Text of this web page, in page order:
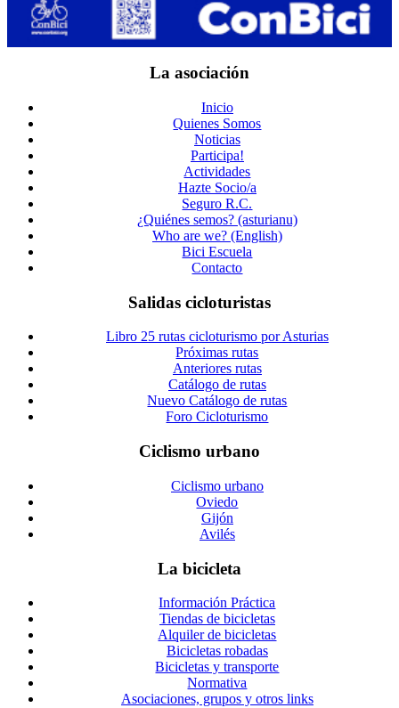
La asociación
Inicio
Quienes Somos
Noticias
Participa!
Actividades
Hazte Socio/a
Seguro R.C.
¿Quiénes semos? (asturianu)
Who are we? (English)
Bici Escuela
Contacto
Salidas cicloturistas
Libro 25 rutas cicloturismo por Asturias
Próximas rutas
Anteriores rutas
Catálogo de rutas
Nuevo Catálogo de rutas
Foro Cicloturismo
Ciclismo urbano
Ciclismo urbano
Oviedo
Gijón
Avilés
La bicicleta
Información Práctica
Tiendas de bicicletas
Alquiler de bicicletas
Bicicletas robadas
Bicicletas y transporte
Normativa
Asociaciones, grupos y otros links